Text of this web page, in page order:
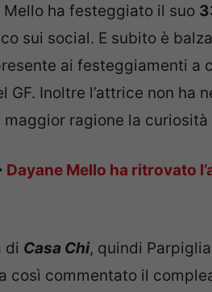
ha festeggiato il suo
sui social. E subito è
ai festeggiamenti a
GF. Inoltre l’attrice non ha
ragione la
Dayane Mello ha ritrovato
di Casa Chi, quindi
così commentato il